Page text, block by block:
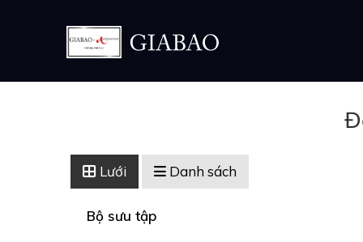
Lưới Danh sách
Bộ sưu tập